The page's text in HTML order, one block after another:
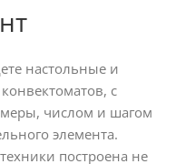
настольные и
с
числом и шагом
элемента.
построена не